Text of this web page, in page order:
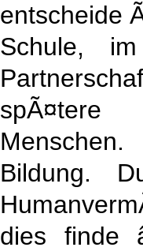
entscheide
Schule,
Bildung.
dies finde